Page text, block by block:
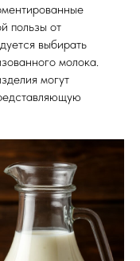
пользы от
выбирать
молока.
могут